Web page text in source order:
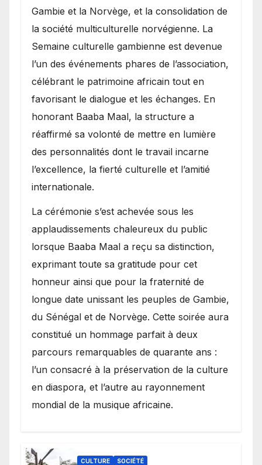
Gambie et la Norvège, et la consolidation de
la société multiculturelle norvégienne. La
Semaine culturelle gambienne est devenue
l’un des événements phares de l’association,
célébrant le patrimoine africain tout en
favorisant le dialogue et les échanges. En
honorant Baaba Maal, la structure a
réaffirmé sa volonté de mettre en lumière
des personnalités dont le travail incarne
l’excellence, la fierté culturelle et l’amitié
internationale.
​La cérémonie s’est achevée sous les
applaudissements chaleureux du public
lorsque Baaba Maal a reçu sa distinction,
exprimant toute sa gratitude pour cet
honneur ainsi que pour la fraternité de
longue date unissant les peuples de Gambie,
du Sénégal et de Norvège. Cette soirée aura
constitué un hommage parfait à deux
parcours remarquables de quarante ans :
l’un consacré à la préservation de la culture
en diaspora, et l’autre au rayonnement
mondial de la musique africaine.
CULTURE SOCIÉTÉ